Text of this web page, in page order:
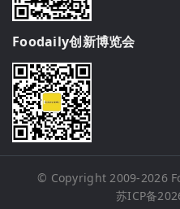
Foodaily创新博览会
© Copyright 2009-2026
苏ICP备